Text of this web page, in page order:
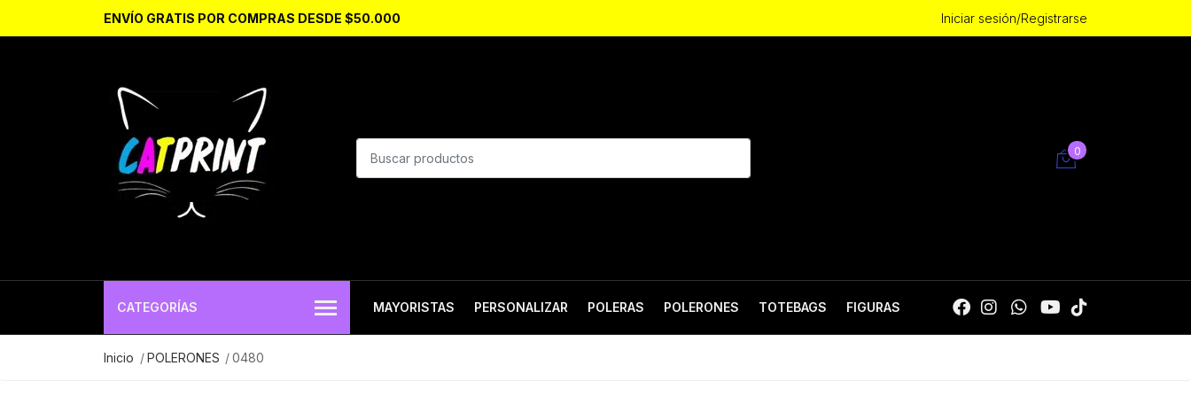
ENVÍO GRATIS POR COMPRAS DESDE $50.000 Iniciar sesión/Registrarse
0
CATEGORÍAS MAYORISTAS PERSONALIZAR POLERAS POLERONES TOTEBAGS FIGURAS
Inicio POLERONES 0480